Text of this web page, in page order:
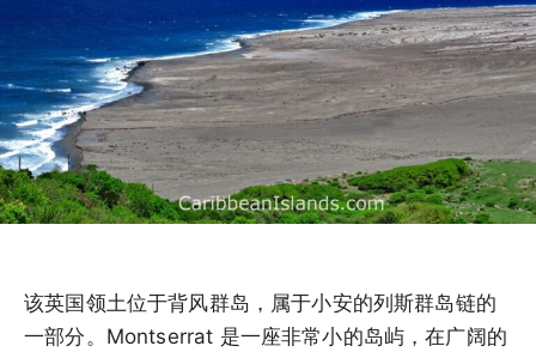
该英国领土位于背风群岛，属于小安的列斯群岛链的
一部分。Montserrat 是一座非常小的岛屿，在广阔的